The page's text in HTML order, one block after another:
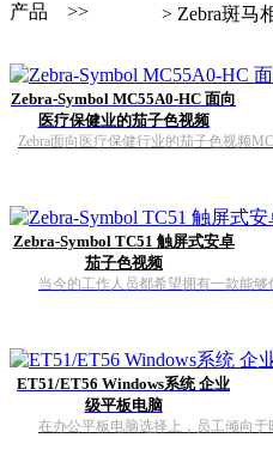
产品 >> > Zebra斑马
Zebra-Symbol MC55A0-HC 面向
医疗保健业的茄子色视频
Zebra面向医疗保健行业的茄子色视频
Zebra-Symbol TC51 触屏式安卓
茄子色视频
当今的工作人员都希望拥有一款能
ET51/ET56 Windows系统 企业
级平板电脑
在办公平板电脑选择上，员工倾向